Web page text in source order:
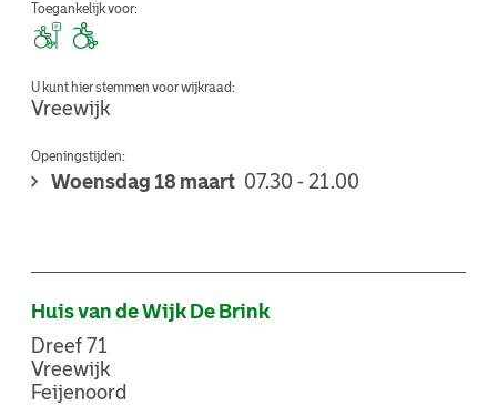
Toegankelijk voor:
U kunt hier stemmen voor wijkraad:
Vreewijk
Openingstijden:
Woensdag 18 maart 07.30 - 21.00
Huis van de Wijk De Brink
Dreef 71
Vreewijk
Feijenoord